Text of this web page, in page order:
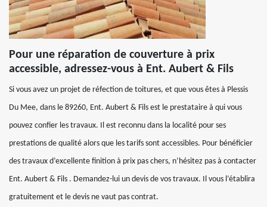
Pour une réparation de couverture à prix
accessible, adressez-vous à Ent. Aubert & Fils
Si vous avez un projet de réfection de toitures, et que vous êtes à Plessis
Du Mee, dans le 89260, Ent. Aubert & Fils est le prestataire à qui vous
pouvez confier les travaux. Il est reconnu dans la localité pour ses
prestations de qualité alors que les tarifs sont accessibles. Pour bénéficier
des travaux d’excellente finition à prix pas chers, n’hésitez pas à contacter
Ent. Aubert & Fils . Demandez-lui un devis de vos travaux. Il vous l’établira
gratuitement et le devis ne vaut pas contrat.